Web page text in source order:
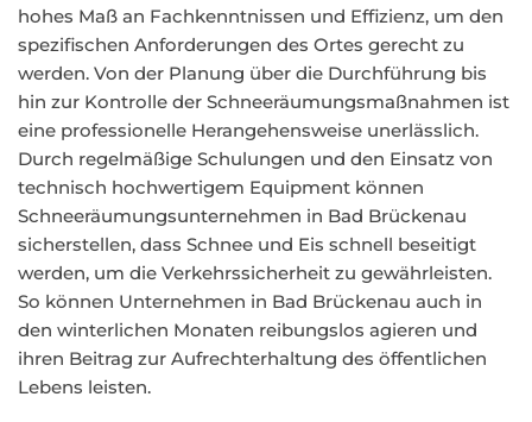
hohes Maß an Fachkenntnissen und Effizienz, um den
spezifischen Anforderungen des Ortes gerecht zu
werden. Von der Planung über die Durchführung bis
hin zur Kontrolle der Schneeräumungsmaßnahmen ist
eine professionelle Herangehensweise unerlässlich.
Durch regelmäßige Schulungen und den Einsatz von
technisch hochwertigem Equipment können
Schneeräumungsunternehmen in Bad Brückenau
sicherstellen, dass Schnee und Eis schnell beseitigt
werden, um die Verkehrssicherheit zu gewährleisten.
So können Unternehmen in Bad Brückenau auch in
den winterlichen Monaten reibungslos agieren und
ihren Beitrag zur Aufrechterhaltung des öffentlichen
Lebens leisten.